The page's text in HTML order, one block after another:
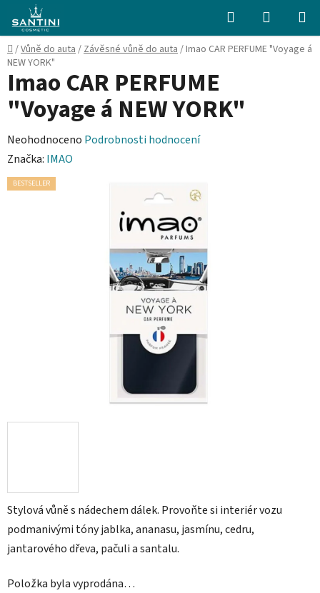
obsah
Hledat
KOŠÍK
Domů
/Vůně do auta/Závěsné vůně do auta/Imao CAR PERFUME "Voyage á
NEW YORK"
Stylová vůně s nádechem dálek. Provoňte si interiér vozu
podmanivými tóny jablka, ananasu, jasmínu, cedru,
jantarového dřeva, pačuli a santalu.
Položka byla vyprodána…
Imao CAR PERFUME
"Voyage á NEW YORK"
Průměrné
hodnocení
produktu
Neohodnoceno Podrobnosti hodnocení
Značka: IMAO
BESTSELLER